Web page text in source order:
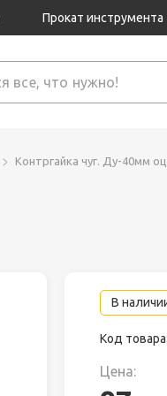
Прокат инструмента
Контргайка чуг. Ду-40мм
В
Код
Цена: